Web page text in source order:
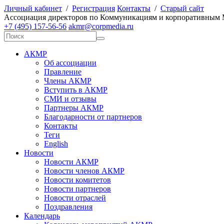
Личный кабинет / Регистрация Контакты / Старый сайт
Ассоциация директоров по Коммуникациям и корпоративным
+7 (495) 157-56-56 akmr@corpmedia.ru
АКМР
Об ассоциации
Правление
Члены АКМР
Вступить в АКМР
СМИ и отзывы
Партнеры АКМР
Благодарности от партнеров
Контакты
Теги
English
Новости
Новости АКМР
Новости членов АКМР
Новости комитетов
Новости партнеров
Новости отраслей
Поздравления
Календарь